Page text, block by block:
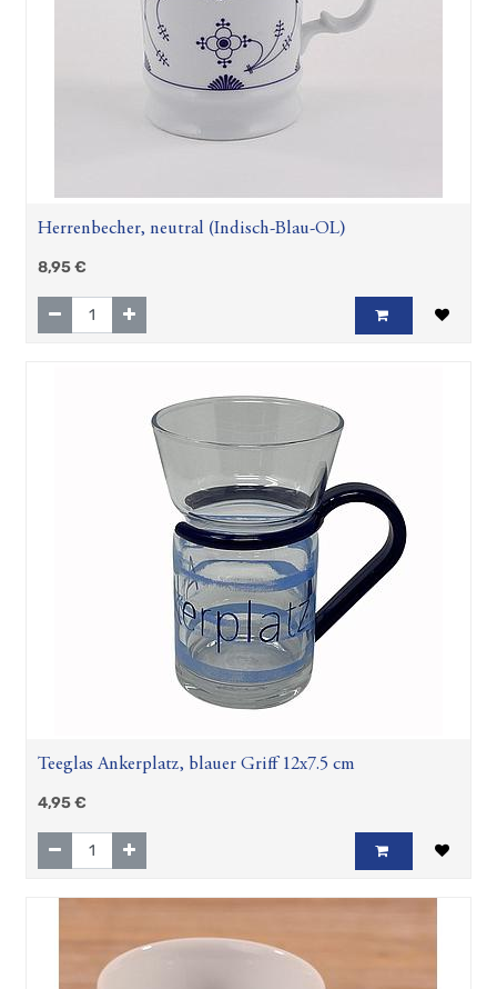
Herrenbecher, neutral (Indisch-Blau-OL)
8,95€
Teeglas Ankerplatz, blauer Griff 12x7.5 cm
4,95€